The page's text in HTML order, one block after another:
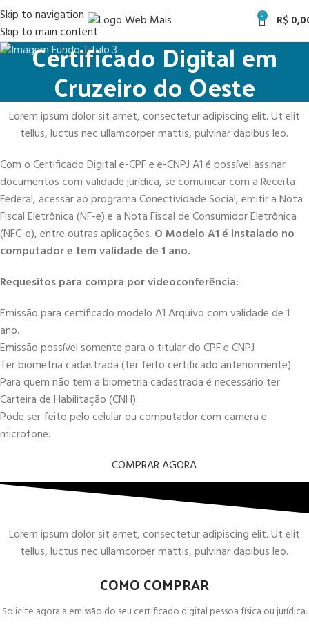
Skip to navigation
Skip to main content
0 R$
Certificado Digital em
Cruzeiro do Oeste
Lorem ipsum dolor sit amet, consectetur adipiscing elit. Ut elit
tellus, luctus nec ullamcorper mattis, pulvinar dapibus leo.
Com o Certificado Digital e-CPF e e-CNPJ A1 é possível assinar
documentos com validade jurídica, se comunicar com a Receita
Federal, acessar ao programa Conectividade Social, emitir a Nota
Fiscal Eletrônica (NF-e) e a Nota Fiscal de Consumidor Eletrônica
(NFC-e), entre outras aplicações. O Modelo A1 é instalado no
computador e tem validade de 1 ano.
Requesitos para compra por videoconferência:
Emissão para certificado modelo A1 Arquivo com validade de 1
ano.
Emissão possível somente para o titular do CPF e CNPJ
Ter biometria cadastrada (ter feito certificado anteriormente)
Para quem não tem a biometria cadastrada é necessário ter
Carteira de Habilitação (CNH).
Pode ser feito pelo celular ou computador com camera e
microfone.
COMPRAR AGORA
Lorem ipsum dolor sit amet, consectetur adipiscing elit. Ut elit
tellus, luctus nec ullamcorper mattis, pulvinar dapibus leo.
COMO COMPRAR
Solicite agora a emissão do seu certificado digital pessoa física ou jurídica.